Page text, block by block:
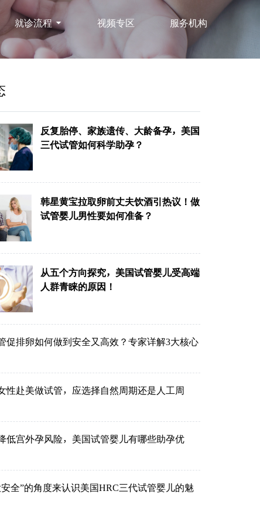
就诊流程 视频专区 服务机构
反复胎停、家族遗传、大龄备孕，美国
三代试管如何科学助孕？
韩星黄宝拉取卵前丈夫饮酒引热议！做
试管婴儿男性要如何准备？
从五个方向探究，美国试管婴儿受高端
人群青睐的原因！
促排卵如何做到安全又高效？专家详解3大核心
性赴美做试管，应选择自然周期还是人工周
低宫外孕风险，美国试管婴儿有哪些助孕优
安全”的角度来认识美国HRC三代试管婴儿的魅